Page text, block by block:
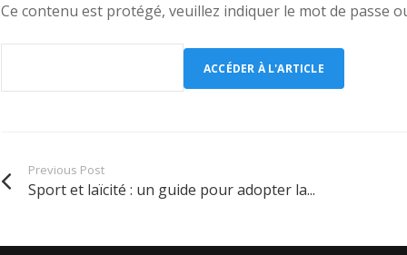
Ce contenu est protégé, veuillez indiquer le mot de passe
Previous Post
Sport et laïcité : un guide pour adopter la...